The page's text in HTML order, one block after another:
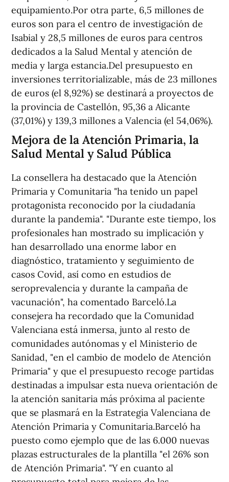
equipamiento.Por otra parte, 6,5 millones de
euros son para el centro de investigación de
Isabial y 28,5 millones de euros para centros
dedicados a la Salud Mental y atención de
media y larga estancia.Del presupuesto en
inversiones territorializable, más de 23 millones
de euros (el 8,92%) se destinará a proyectos de
la provincia de Castellón, 95,36 a Alicante
(37,01%) y 139,3 millones a Valencia (el 54,06%).
Mejora de la Atención Primaria, la
Salud Mental y Salud Pública
La consellera ha destacado que la Atención
Primaria y Comunitaria "ha tenido un papel
protagonista reconocido por la ciudadanía
durante la pandemia". "Durante este tiempo, los
profesionales han mostrado su implicación y
han desarrollado una enorme labor en
diagnóstico, tratamiento y seguimiento de
casos Covid, así como en estudios de
seroprevalencia y durante la campaña de
vacunación", ha comentado Barceló.La
consejera ha recordado que la Comunidad
Valenciana está inmersa, junto al resto de
comunidades autónomas y el Ministerio de
Sanidad, "en el cambio de modelo de Atención
Primaria" y que el presupuesto recoge partidas
destinadas a impulsar esta nueva orientación de
la atención sanitaria más próxima al paciente
que se plasmará en la Estrategia Valenciana de
Atención Primaria y Comunitaria.Barceló ha
puesto como ejemplo que de las 6.000 nuevas
plazas estructurales de la plantilla "el 26% son
de Atención Primaria". "Y en cuanto al